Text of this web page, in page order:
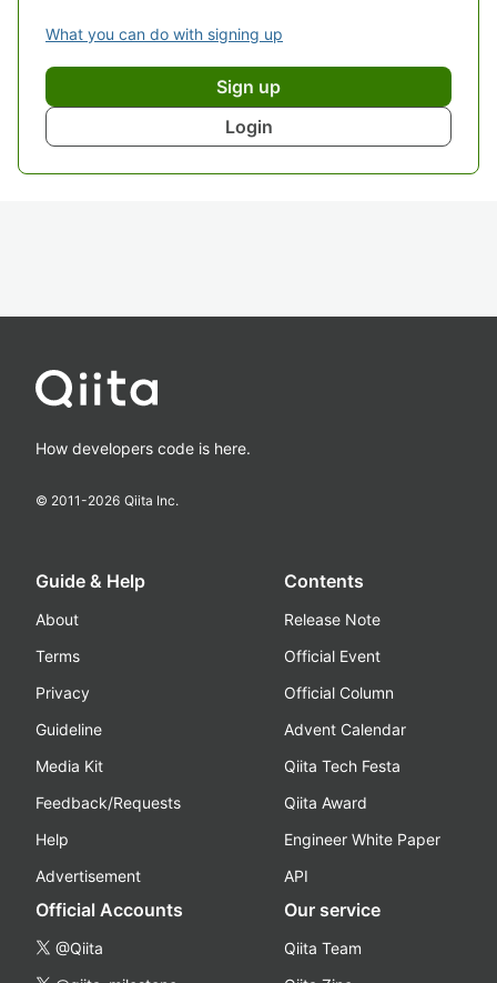
What you can do with signing up
Sign up
Login
How developers code is here.
© 2011-2026 Qiita Inc.
Guide & Help
About
Terms
Privacy
Guideline
Media Kit
Feedback/Requests
Help
Advertisement
Contents
Release Note
Official Event
Official Column
Advent Calendar
Qiita Tech Festa
Qiita Award
Engineer White Paper
API
Official Accounts
@Qiita
Our service
Qiita Team